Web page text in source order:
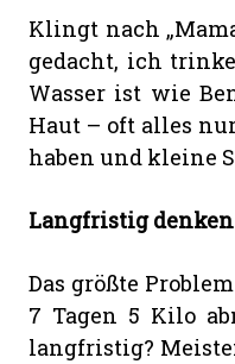
Klingt nach
gedacht, ich
Wasser ist wie
Haut – oft alles
haben und kleine
Langfristig
Das größte
7 Tagen 5 Kilo
langfristig?